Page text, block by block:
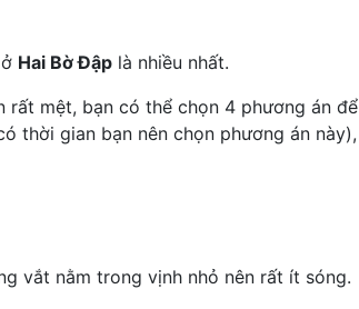
Hai Bờ Đập là nhiều nhất.
mệt, bạn có thể chọn 4 phương án để
thời gian bạn nên chọn phương án này),
vắt nằm trong vịnh nhỏ nên rất ít sóng.